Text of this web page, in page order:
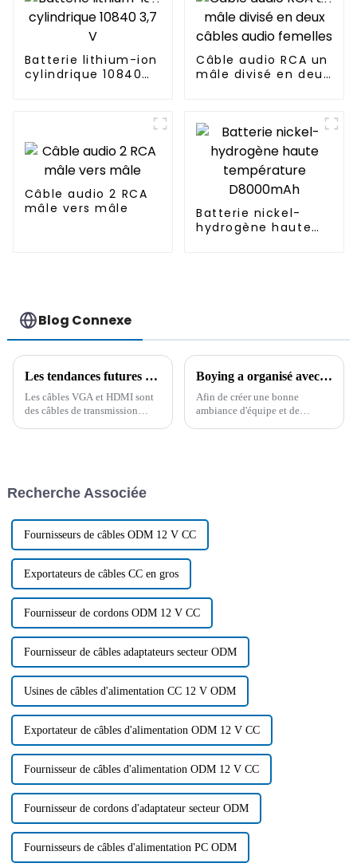
Batterie lithium-ion
cylindrique 10840
Câble audio RCA un
mâle divisé en deux
Câble audio 2 RCA
mâle vers mâle
Batterie nickel-
hydrogène haute
Blog Connexe
Les tendances futures du développement des câbles de données à partir des différences entre les câbles VGA et HDMI
Les câbles VGA et HDMI sont
des câbles de transmission
développement…
Boying a organisé avec succès un concours de connaissances sur les produits
Afin de créer une bonne
ambiance d'équipe et de
Recherche Associée
Fournisseurs de câbles ODM 12 V CC
Exportateurs de câbles CC en gros
Fournisseur de cordons ODM 12 V CC
Fournisseur de câbles adaptateurs secteur ODM
Usines de câbles d'alimentation CC 12 V ODM
Exportateur de câbles d'alimentation ODM 12 V CC
Fournisseur de câbles d'alimentation ODM 12 V CC
Fournisseur de cordons d'adaptateur secteur ODM
Fournisseurs de câbles d'alimentation PC ODM